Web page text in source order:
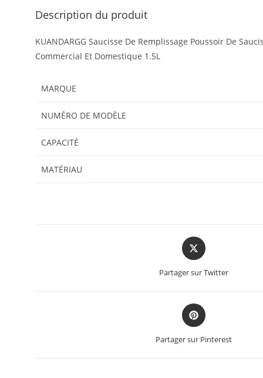
Description du produit
KUANDARGG Saucisse De Remplissage Poussoir De
Commercial Et Domestique 1.5L
MARQUE
NUMÉRO DE MODÈLE
CAPACITÉ
MATÉRIAU
Partager sur Twitter
Partager sur Pinterest